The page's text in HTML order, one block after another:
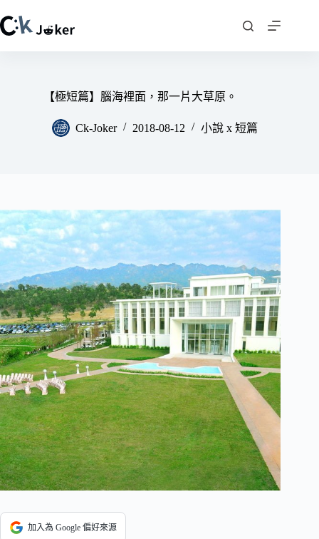
至
【極短篇】腦海裡面，那一片大草原。
Ck-Joker 2018-08-12 小說 x 短篇
加入為 Google 偏好來源